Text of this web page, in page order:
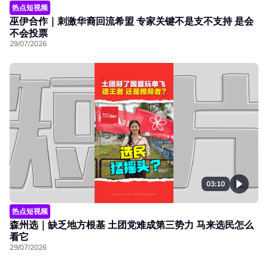
热点短视频
巫伊合作｜刺激华裔回流希盟 专家关键不是支不支持 是会
不会投票
29/07/2026
03:10
热点短视频
森州选｜缺乏地方根基 土团党难成第三势力 马来选民怎么
看它
29/07/2026